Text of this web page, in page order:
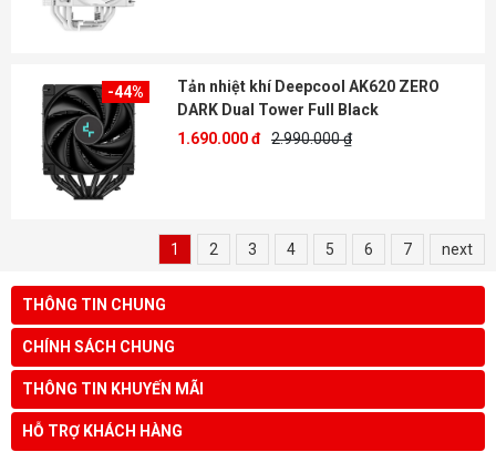
-44%
Tản nhiệt khí Deepcool AK620 ZERO
DARK Dual Tower Full Black
1.690.000 đ 2.990.000 ₫
1 2 3 4 5 6 7 next
THÔNG TIN CHUNG
CHÍNH SÁCH CHUNG
THÔNG TIN KHUYẾN MÃI
HỖ TRỢ KHÁCH HÀNG